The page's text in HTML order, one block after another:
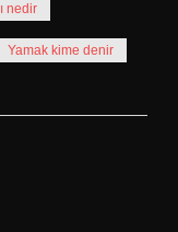
nedir
Yamak kime denir